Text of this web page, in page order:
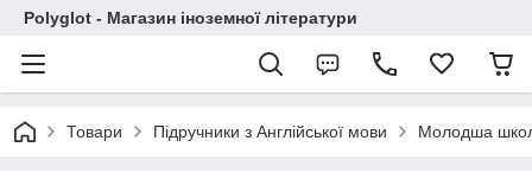
Polyglot - Магазин іноземної літератури
Товари Підручники з Англійської мови Молодша